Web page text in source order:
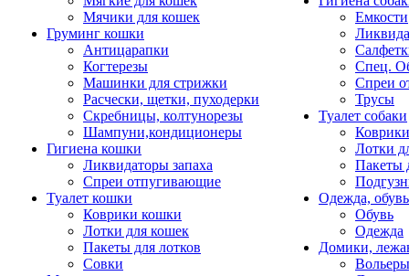
Мячики для кошек
Груминг кошки
Антицарапки
Когтерезы
Машинки для стрижки
Расчески, щетки, пуходерки
Скребницы, колтунорезы
Шампуни,кондиционеры
Гигиена кошки
Ликвидаторы запаха
Спреи отпугивающие
Туалет кошки
Коврики кошки
Лотки для кошек
Пакеты для лотков
Совки
Емкости
Спец.
Спреи
Трусы
Туалет собаки
Коврики
Лотки
Пакеты
Одежда, обувь
Обувь
Одежда
Домики,